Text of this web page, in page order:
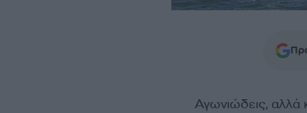
Αγωνιώδεις, αλλά